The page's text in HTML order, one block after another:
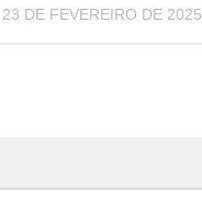
23 DE FEVEREIRO DE 2025